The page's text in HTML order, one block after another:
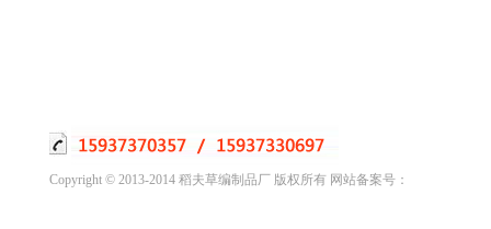
Copyright © 2013-2014 稻夫草编制品厂 版权所有 网站备案号：